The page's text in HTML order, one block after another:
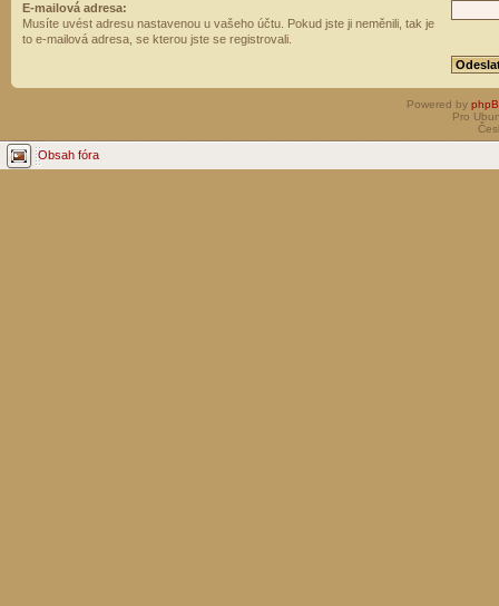
E-mailová adresa:
Musíte uvést adresu nastavenou u vašeho účtu. Pokud jste ji neměnili, tak je
to e-mailová adresa, se kterou jste se registrovali.
Powered by
Pro
Obsah fóra